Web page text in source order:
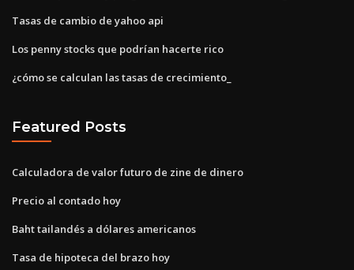
Tasas de cambio de yahoo api
Los penny stocks que podrían hacerte rico
¿cómo se calculan las tasas de crecimiento_
Featured Posts
Calculadora de valor futuro de zine de dinero
Precio al contado hoy
Baht tailandés a dólares americanos
Tasa de hipoteca del brazo hoy